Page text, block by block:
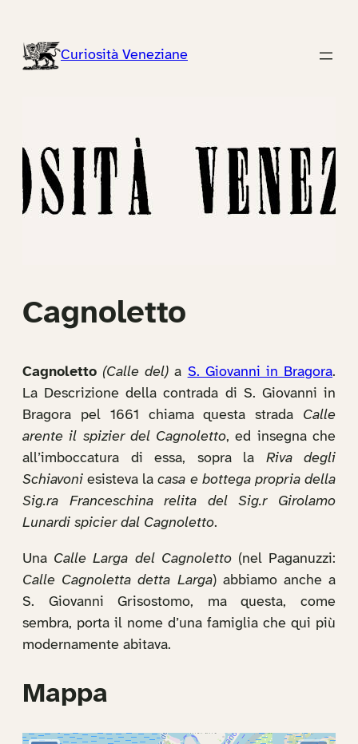
contenutoCuriosità Veneziane
Cagnoletto
Cagnoletto (Calle del) a S. Giovanni in Bragora.
La Descrizione della contrada di S. Giovanni in
Bragora pel 1661 chiama questa strada Calle
arente il spizier del Cagnoletto, ed insegna che
all’imboccatura di essa, sopra la Riva degli
Schiavoni esisteva lacasa e bottega propria della
Sig.ra Franceschina relita del Sig.r Girolamo
Lunardi spicier dal Cagnoletto.
Una Calle Larga del Cagnoletto(nel Paganuzzi:
Calle Cagnoletta detta Larga) abbiamo anche a
S. Giovanni Grisostomo, ma questa, come
sembra, porta il nome d’una famiglia che qui più
modernamente abitava.
Mappa